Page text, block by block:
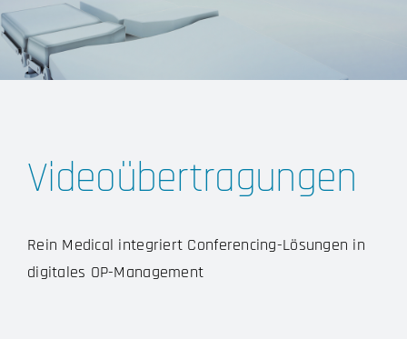
Videoübertragungen
Rein Medical integriert Conferencing-Lösungen in
digitales OP-Management